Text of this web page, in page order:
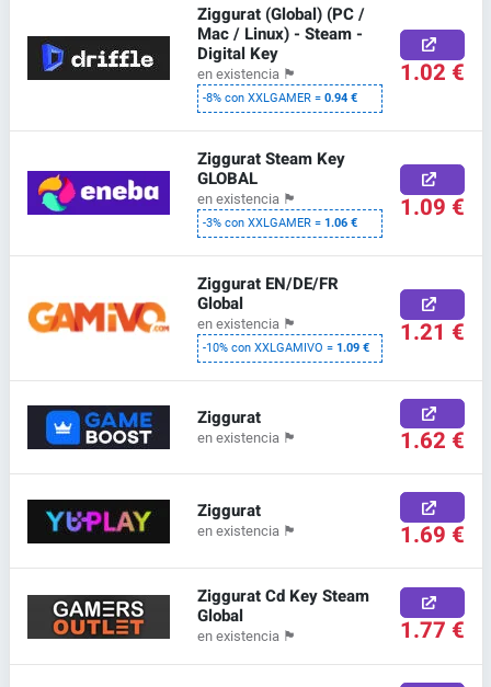
Ziggurat (Global) (PC /
Mac / Linux) - Steam -
Digital Key
en existencia 🏴
-8% con XXLGAMER =0.94 €
1.02 €
Ziggurat Steam Key
GLOBAL
en existencia 🏴
-3% con XXLGAMER =1.06 € 1.09 €
Ziggurat EN/DE/FR
Global
en existencia 🏴
-10% con XXLGAMIVO =1.09 € 1.21 €
Ziggurat
en existencia 🏴 1.62 €
Ziggurat
en existencia 🏴 1.69 €
Ziggurat Cd Key Steam
Global
en existencia 🏴 1.77 €